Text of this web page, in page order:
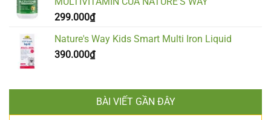
299.000₫
Nature's Way Kids Smart Multi Iron Liquid
390.000₫
BÀI VIẾT GẦN ĐÂY